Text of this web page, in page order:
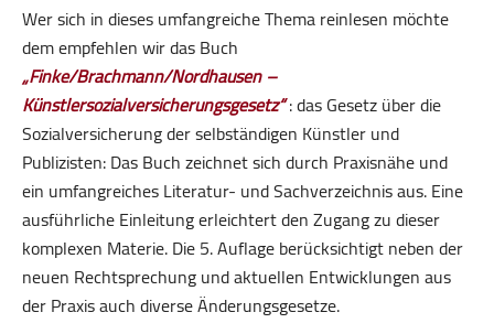
Wer sich in dieses umfangreiche Thema reinlesen möchte
dem empfehlen wir das Buch
„Finke/Brachmann/Nordhausen –
Künstlersozialversicherungsgesetz“: das Gesetz über die
Sozialversicherung der selbständigen Künstler und
Publizisten: Das Buch zeichnet sich durch Praxisnähe und
ein umfangreiches Literatur- und Sachverzeichnis aus. Eine
ausführliche Einleitung erleichtert den Zugang zu dieser
komplexen Materie. Die 5. Auflage berücksichtigt neben der
neuen Rechtsprechung und aktuellen Entwicklungen aus
der Praxis auch diverse Änderungsgesetze.